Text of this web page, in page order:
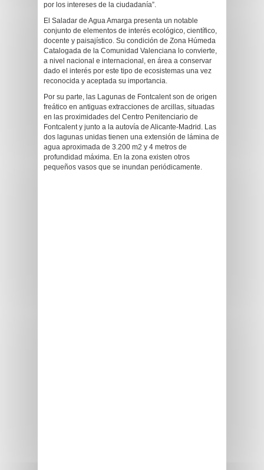
por los intereses de la ciudadanía”.
El Saladar de Agua Amarga presenta un notable
conjunto de elementos de interés ecológico, científico,
docente y paisajístico. Su condición de Zona Húmeda
Catalogada de la Comunidad Valenciana lo convierte,
a nivel nacional e internacional, en área a conservar
dado el interés por este tipo de ecosistemas una vez
reconocida y aceptada su importancia.
Por su parte, las Lagunas de Fontcalent son de origen
freático en antiguas extracciones de arcillas, situadas
en las proximidades del Centro Penitenciario de
Fontcalent y junto a la autovía de Alicante-Madrid. Las
dos lagunas unidas tienen una extensión de lámina de
agua aproximada de 3.200 m2 y 4 metros de
profundidad máxima. En la zona existen otros
pequeños vasos que se inundan periódicamente.